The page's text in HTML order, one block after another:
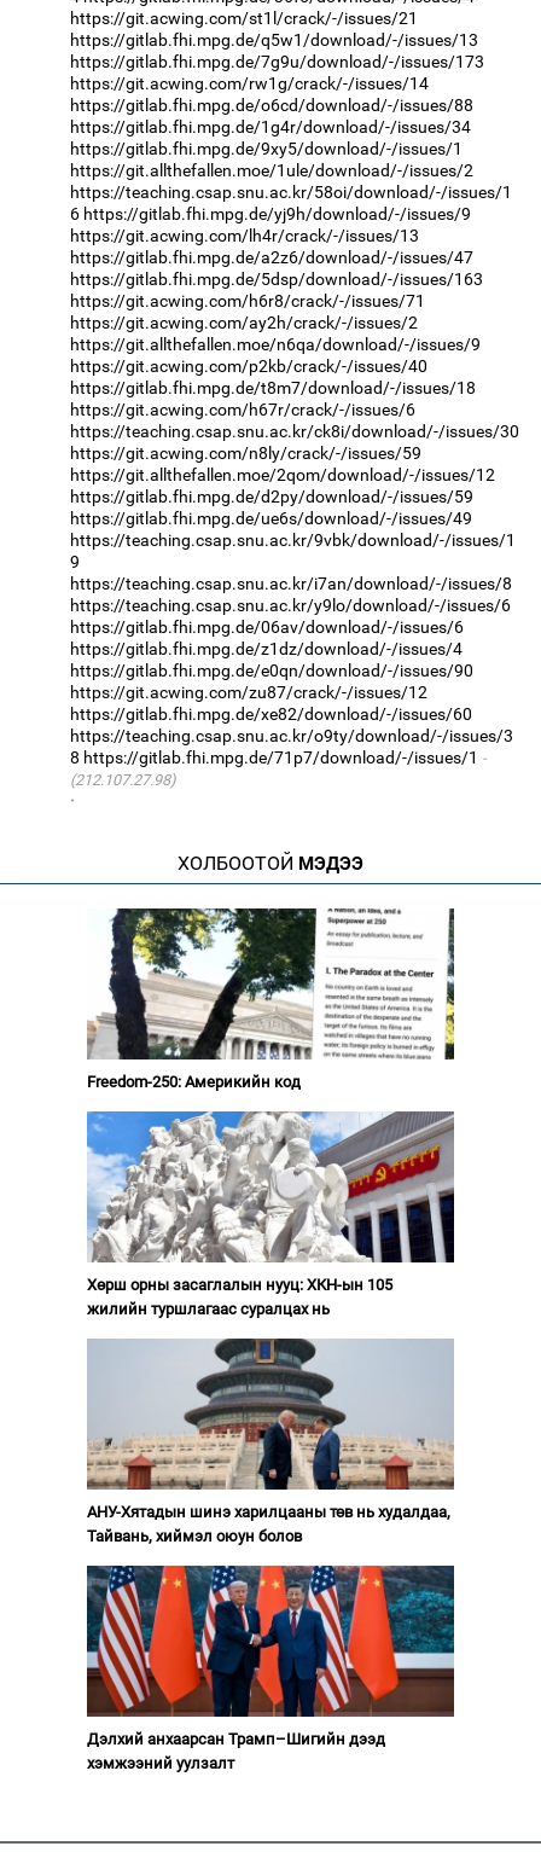
https://git.acwing.com/st1l/crack/-/issues/21
https://gitlab.fhi.mpg.de/q5w1/download/-/issues/13
https://gitlab.fhi.mpg.de/7g9u/download/-/issues/173
https://git.acwing.com/rw1g/crack/-/issues/14
https://gitlab.fhi.mpg.de/o6cd/download/-/issues/88
https://gitlab.fhi.mpg.de/1g4r/download/-/issues/34
https://gitlab.fhi.mpg.de/9xy5/download/-/issues/1
https://git.allthefallen.moe/1ule/download/-/issues/2
https://teaching.csap.snu.ac.kr/58oi/download/-/issues/1
6 https://gitlab.fhi.mpg.de/yj9h/download/-/issues/9
https://git.acwing.com/lh4r/crack/-/issues/13
https://gitlab.fhi.mpg.de/a2z6/download/-/issues/47
https://gitlab.fhi.mpg.de/5dsp/download/-/issues/163
https://git.acwing.com/h6r8/crack/-/issues/71
https://git.acwing.com/ay2h/crack/-/issues/2
https://git.allthefallen.moe/n6qa/download/-/issues/9
https://git.acwing.com/p2kb/crack/-/issues/40
https://gitlab.fhi.mpg.de/t8m7/download/-/issues/18
https://git.acwing.com/h67r/crack/-/issues/6
https://teaching.csap.snu.ac.kr/ck8i/download/-/issues/30
https://git.acwing.com/n8ly/crack/-/issues/59
https://git.allthefallen.moe/2qom/download/-/issues/12
https://gitlab.fhi.mpg.de/d2py/download/-/issues/59
https://gitlab.fhi.mpg.de/ue6s/download/-/issues/49
https://teaching.csap.snu.ac.kr/9vbk/download/-/issues/1
9
https://teaching.csap.snu.ac.kr/i7an/download/-/issues/8
https://teaching.csap.snu.ac.kr/y9lo/download/-/issues/6
https://gitlab.fhi.mpg.de/06av/download/-/issues/6
https://gitlab.fhi.mpg.de/z1dz/download/-/issues/4
https://gitlab.fhi.mpg.de/e0qn/download/-/issues/90
https://git.acwing.com/zu87/crack/-/issues/12
https://gitlab.fhi.mpg.de/xe82/download/-/issues/60
https://teaching.csap.snu.ac.kr/o9ty/download/-/issues/3
8 https://gitlab.fhi.mpg.de/71p7/download/-/issues/1
(212.107.27.98)
·
ХОЛБООТОЙ МЭДЭЭ
Freedom-250: Америкийн код
Хөрш орны засаглалын нууц: ХКН-ын 105
жилийн туршлагаас суралцах нь
АНУ-Хятадын шинэ харилцааны төв нь худалдаа,
Тайвань, хиймэл оюун болов
Дэлхий анхаарсан Трамп–Шигийн дээд
хэмжээний уулзалт